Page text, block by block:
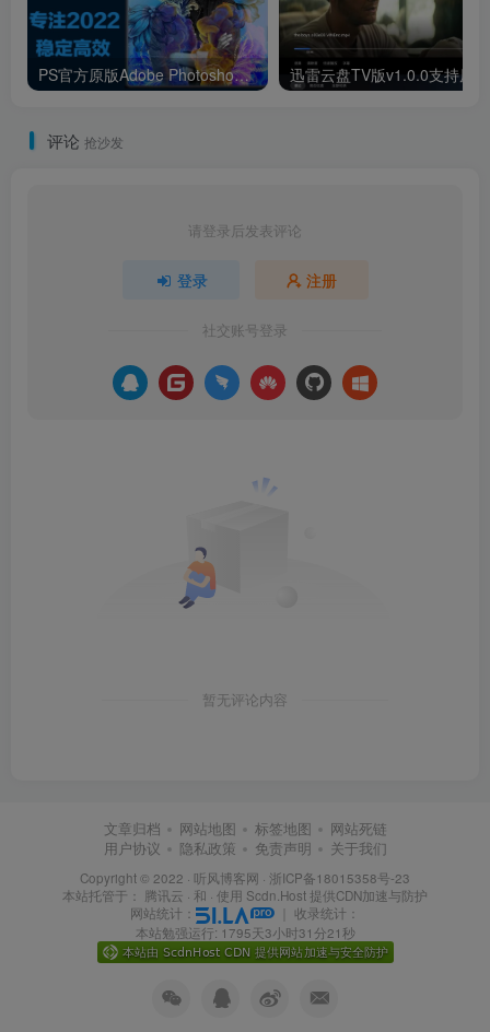
PS官方原版Adobe Photoshop 2022 (v23.5.0)简体中文激活绿化版
评论 抢沙发
请登录后发表评论
登录 注册
社交账号登录
暂无评论内容
文章归档 网站地图 标签地图
网站死链
用户协议
隐私政策 免责声明 关于我们
Copyright © 2022 · 听风博客网 · 浙ICP备18015358号-23
本站托管于： 腾讯云 · 和 · 使用 Scdn.Host 提供CDN加速与防护
网站统计：
收录统计：
本站勉强运行: 1795天3小时31分21秒